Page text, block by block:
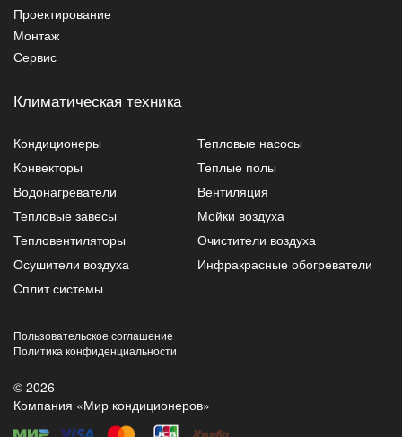
Проектирование
Монтаж
Сервис
Климатическая техника
Кондиционеры
Тепловые насосы
Конвекторы
Теплые полы
Водонагреватели
Вентиляция
Тепловые завесы
Мойки воздуха
Тепловентиляторы
Очистители воздуха
Осушители воздуха
Инфракрасные обогреватели
Сплит системы
Пользовательское соглашение
Политика конфиденциальности
© 2026
Компания «Мир кондиционеров»